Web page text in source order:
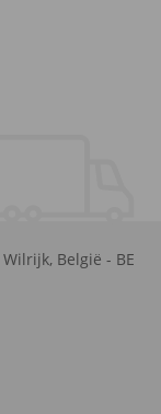
Wilrijk, België - BE